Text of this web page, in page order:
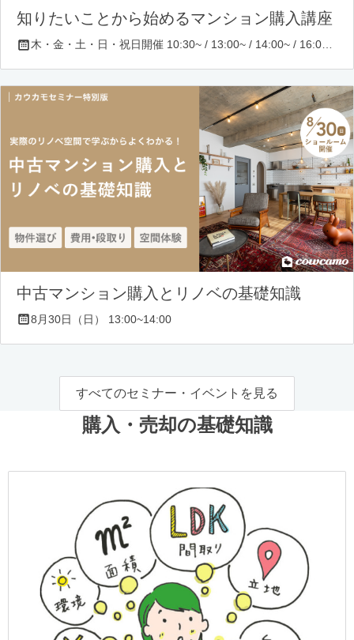
知りたいことから始めるマンション購入講座
木・金・土・日・祝日開催 10:30~ / 13:00~ / 14:00~ / 16:00~ / 17:00~/ 18:30~/ 19:30~
中古マンション購入とリノベの基礎知識
8月30日（日） 13:00~14:00
すべてのセミナー・イベントを見る
購入・売却の基礎知識